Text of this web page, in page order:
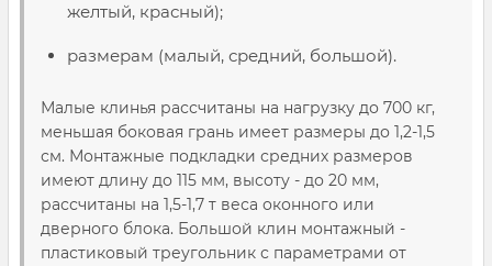
желтый, красный);
размерам (малый, средний, большой).
Малые клинья рассчитаны на нагрузку до 700 кг,
меньшая боковая грань имеет размеры до 1,2-1,5
см. Монтажные подкладки средних размеров
имеют длину до 115 мм, высоту - до 20 мм,
рассчитаны на 1,5-1,7 т веса оконного или
дверного блока. Большой клин монтажный -
пластиковый треугольник с параметрами от